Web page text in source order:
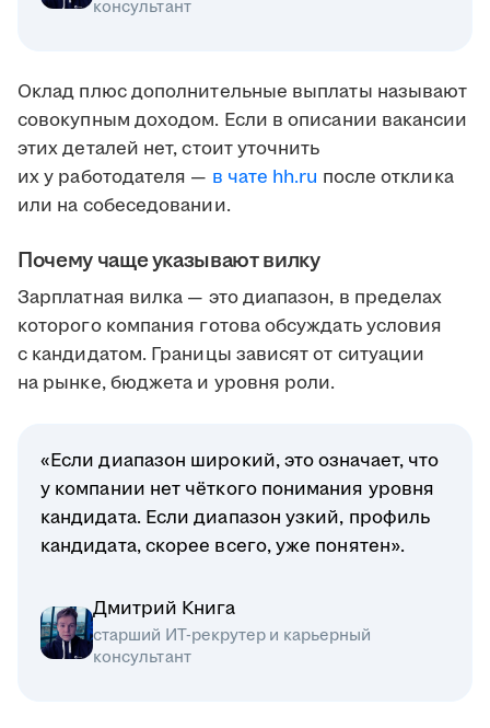
консультант
Оклад плюс дополнительные выплаты называют
совокупным доходом. Если в описании вакансии
этих деталей нет, стоит уточнить
их у работодателя — в чате hh.ru после отклика
или на собеседовании.
Почему чаще указывают вилку
Зарплатная вилка — это диапазон, в пределах
которого компания готова обсуждать условия
с кандидатом. Границы зависят от ситуации
на рынке, бюджета и уровня роли.
«Если диапазон широкий, это означает, что
у компании нет чёткого понимания уровня
кандидата. Если диапазон узкий, профиль
кандидата, скорее всего, уже понятен».
Дмитрий Книга
старший ИТ-рекрутер и карьерный
консультант